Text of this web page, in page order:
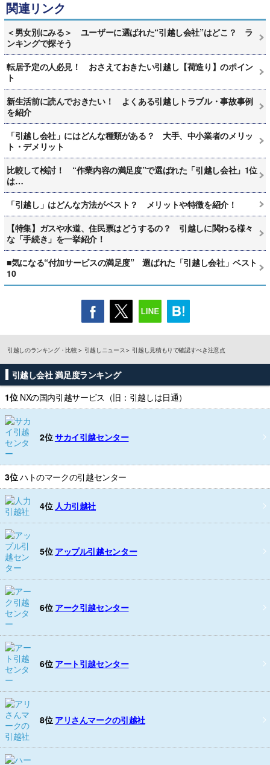
関連リンク
＜男女別にみる＞ ユーザーに選ばれた“引越し会社”はどこ？ ラ
ンキングで探そう
転居予定の人必見！ おさえておきたい引越し【荷造り】のポイン
ト
新生活前に読んでおきたい！ よくある引越しトラブル・事故事例
を紹介
「引越し会社」にはどんな種類がある？ 大手、中小業者のメリッ
ト・デメリット
比較して検討！ “作業内容の満足度”で選ばれた「引越し会社」1位
は…
「引越し」はどんな方法がベスト？ メリットや特徴を紹介！
【特集】ガスや水道、住民票はどうするの？ 引越しに関わる様々
な「手続き」を一挙紹介！
■気になる“付加サービスの満足度” 選ばれた「引越し会社」ベスト
10
引越しのランキング・比較 引越しニュース 引越し見積もりで確認すべき注意点
引越し会社 満足度ランキング
1位 NXの国内引越サービス（旧：引越しは日通）
2位サカイ引越センター
3位ハトのマークの引越センター
4位 人力引越社
5位 アップル引越センター
6位 アーク引越センター
6位 アート引越センター
8位 アリさんマークの引越社